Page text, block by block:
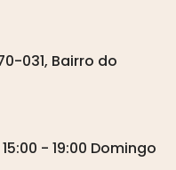
031, Bairro do
- 19:00 Domingo